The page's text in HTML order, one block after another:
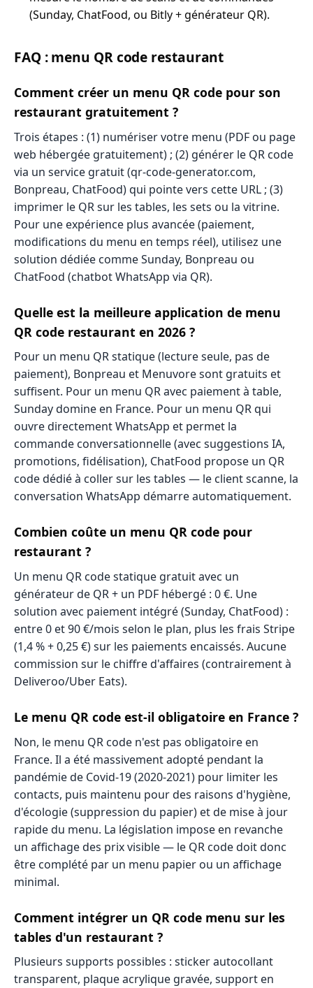
(Sunday, ChatFood, ou Bitly + générateur QR).
FAQ : menu QR code restaurant
Comment créer un menu QR code pour son
restaurant gratuitement ?
Trois étapes : (1) numériser votre menu (PDF ou page
web hébergée gratuitement) ; (2) générer le QR code
via un service gratuit (qr-code-generator.com,
Bonpreau, ChatFood) qui pointe vers cette URL ; (3)
imprimer le QR sur les tables, les sets ou la vitrine.
Pour une expérience plus avancée (paiement,
modifications du menu en temps réel), utilisez une
solution dédiée comme Sunday, Bonpreau ou
ChatFood (chatbot WhatsApp via QR).
Quelle est la meilleure application de menu
QR code restaurant en 2026 ?
Pour un menu QR statique (lecture seule, pas de
paiement), Bonpreau et Menuvore sont gratuits et
suffisent. Pour un menu QR avec paiement à table,
Sunday domine en France. Pour un menu QR qui
ouvre directement WhatsApp et permet la
commande conversationnelle (avec suggestions IA,
promotions, fidélisation), ChatFood propose un QR
code dédié à coller sur les tables — le client scanne, la
conversation WhatsApp démarre automatiquement.
Combien coûte un menu QR code pour
restaurant ?
Un menu QR code statique gratuit avec un
générateur de QR + un PDF hébergé : 0 €. Une
solution avec paiement intégré (Sunday, ChatFood) :
entre 0 et 90 €/mois selon le plan, plus les frais Stripe
(1,4 % + 0,25 €) sur les paiements encaissés. Aucune
commission sur le chiffre d'affaires (contrairement à
Deliveroo/Uber Eats).
Le menu QR code est-il obligatoire en France ?
Non, le menu QR code n'est pas obligatoire en
France. Il a été massivement adopté pendant la
pandémie de Covid-19 (2020-2021) pour limiter les
contacts, puis maintenu pour des raisons d'hygiène,
d'écologie (suppression du papier) et de mise à jour
rapide du menu. La législation impose en revanche
un affichage des prix visible — le QR code doit donc
être complété par un menu papier ou un affichage
minimal.
Comment intégrer un QR code menu sur les
tables d'un restaurant ?
Plusieurs supports possibles : sticker autocollant
transparent, plaque acrylique gravée, support en